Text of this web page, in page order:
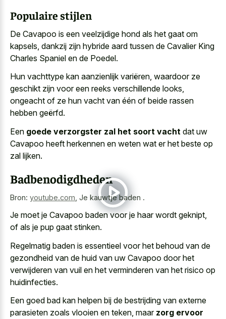
Populaire stijlen
De Cavapoo is een veelzijdige hond als het gaat om
kapsels, dankzij zijn hybride aard tussen de Cavalier King
Charles Spaniel en de Poedel.
Hun vachttype kan aanzienlijk variëren, waardoor ze
geschikt zijn voor een reeks verschillende looks,
ongeacht of ze hun vacht van één of beide rassen
hebben geërfd.
Een goede verzorgster zal het soort vacht dat uw
Cavapoo heeft herkennen en weten wat er het beste op
zal lijken.
Badbenodigdheden
Bron: youtube.com Je kauwtje baden .
Je moet je Cavapoo baden voor je haar wordt geknipt,
of als je pup gaat stinken.
Regelmatig baden is essentieel voor het behoud van de
gezondheid van de huid van uw Cavapoo door het
verwijderen van vuil en het verminderen van het risico op
huidinfecties.
Een goed bad kan helpen bij de bestrijding van externe
parasieten zoals vlooien en teken, maar zorg ervoor